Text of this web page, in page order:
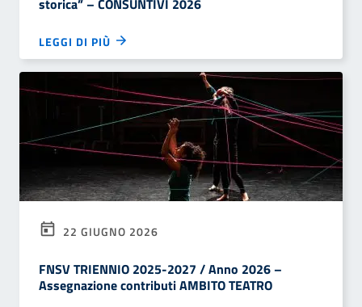
storica” – CONSUNTIVI 2026
LEGGI DI PIÙ
22 GIUGNO 2026
FNSV TRIENNIO 2025-2027 / Anno 2026 –
Assegnazione contributi AMBITO TEATRO